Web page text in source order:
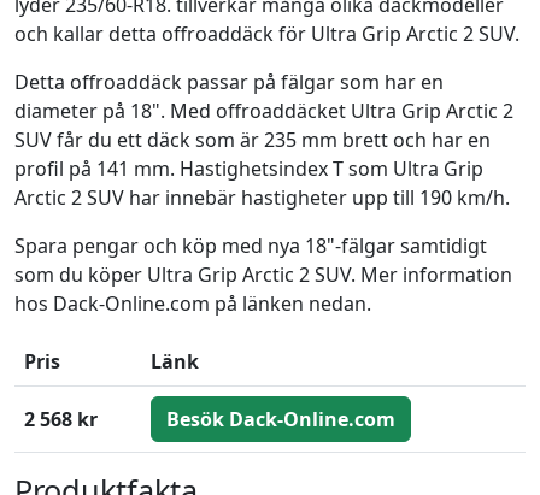
och kallar detta offroaddäck för Ultra Grip Arctic 2 SUV.
Detta offroaddäck passar på fälgar som har en
diameter på 18". Med offroaddäcket Ultra Grip Arctic 2
SUV får du ett däck som är 235 mm brett och har en
profil på 141 mm. Hastighetsindex T som Ultra Grip
Arctic 2 SUV har innebär hastigheter upp till 190 km/h.
Spara pengar och köp med nya 18"-fälgar samtidigt
som du köper Ultra Grip Arctic 2 SUV. Mer information
hos Dack-Online.com på länken nedan.
Pris Länk
2 568 kr Besök Dack-Online.com